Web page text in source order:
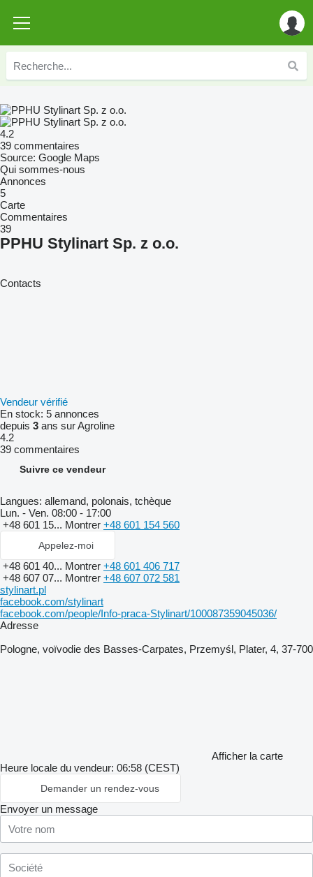
4.2
39 commentaires
Source: Google Maps
Qui sommes-nous
Annonces
5
Carte
Commentaires
39
PPHU Stylinart Sp. z o.o.
Contacts
Vendeur vérifié
En stock: 5 annonces
depuis 3 ans sur Agroline
4.2
39 commentaires
Suivre ce vendeur
Langues: allemand, polonais, tchèque
Lun. - Ven. 08:00 - 17:00
+48 601 15... Montrer +48 601 154 560
Appelez-moi
+48 601 40... Montrer +48 601 406 717
+48 607 07... Montrer +48 607 072 581
stylinart.pl
facebook.com/stylinart
facebook.com/people/Info-praca-Stylinart/100087359045036/
Adresse
Pologne, voïvodie des Basses-Carpates, Przemyśl, Plater, 4, 37-700
Afficher la carte
Heure locale du vendeur: 06:58 (CEST)
Demander un rendez-vous
Envoyer un message